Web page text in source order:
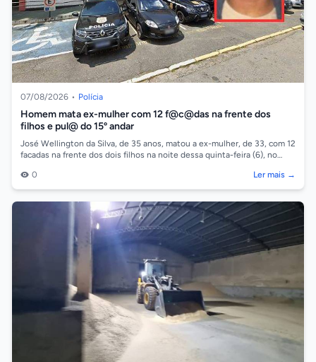
07/08/2026 • Polícia
Homem mata ex-mulher com 12 f@c@das na frente dos
filhos e pul@ do 15º andar
José Wellington da Silva, de 35 anos, matou a ex-mulher, de 33, com 12
facadas na frente dos dois filhos na noite dessa quinta-feira (6), no
0
Ler mais →